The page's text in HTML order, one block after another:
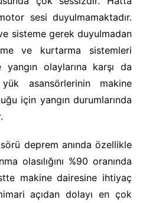
sesi duyulmamaktadır.
sisteme gerek duyulmadan
ve kurtarma sistemleri
olaylarına karşı da
asansörlerinin makine
için yangın durumlarında
deprem anında özellikle
olasılığını %90 oranında
makine dairesine ihtiyaç
açıdan dolayı en çok